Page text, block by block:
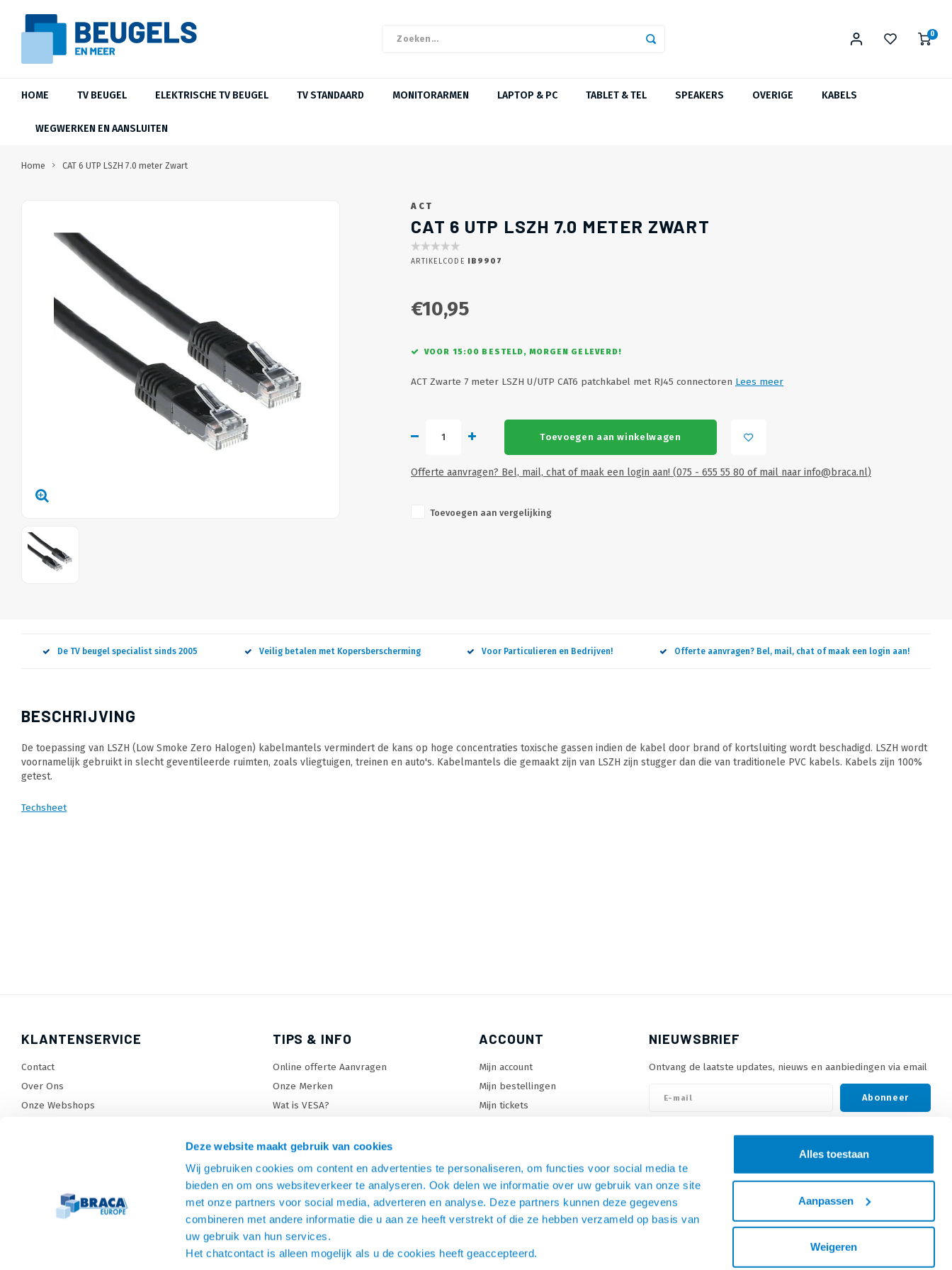
Deze website maakt gebruik van cookies
Wij gebruiken cookies om content en advertenties te personaliseren, om functies voor social media te
bieden en om ons websiteverkeer te analyseren. Ook delen we informatie over uw gebruik van onze site
met onze partners voor social media, adverteren en analyse. Deze partners kunnen deze gegevens
combineren met andere informatie die u aan ze heeft verstrekt of die ze hebben verzameld op basis van
uw gebruik van hun services.
Het chatcontact is alleen mogelijk als u de cookies heeft geaccepteerd.
Alles toestaan
Aanpassen
Weigeren
0
HOME TV BEUGEL ELEKTRISCHE TV BEUGEL TV STANDAARD MONITORARMEN LAPTOP & PC TABLET & TEL SPEAKERS OVERIGE KABELS
WEGWERKEN EN AANSLUITEN
Home CAT 6 UTP LSZH 7.0 meter Zwart
ACT
CAT 6 UTP LSZH 7.0 METER ZWART
ARTIKELCODE IB9907
€10,95
VOOR 15:00 BESTELD, MORGEN GELEVERD!
ACT Zwarte 7 meter LSZH U/UTP CAT6 patchkabel met RJ45 connectoren Lees meer
Toevoegen aan winkelwagen
Offerte aanvragen? Bel, mail, chat of maak een login aan! (075 - 655 55 80 of mail naar info@braca.nl)
Toevoegen aan vergelijking
De TV beugel specialist sinds 2005 Veilig betalen met Kopersberscherming Voor Particulieren en Bedrijven! Offerte aanvragen? Bel, mail, chat of maak een login aan!
BESCHRIJVING
De toepassing van LSZH (Low Smoke Zero Halogen) kabelmantels vermindert de kans op hoge concentraties toxische gassen indien de kabel door brand of kortsluiting wordt beschadigd. LSZH wordt
voornamelijk gebruikt in slecht geventileerde ruimten, zoals vliegtuigen, treinen en auto's. Kabelmantels die gemaakt zijn van LSZH zijn stugger dan die van traditionele PVC kabels. Kabels zijn 100%
getest.
Techsheet
KLANTENSERVICE
Contact
Over Ons
Onze Webshops
Betaalmethoden en voorwaarden
Privacy policy
TIPS & INFO
Online offerte Aanvragen
Onze Merken
Wat is VESA?
TV standaard keuzehulp
TV lift keuzehulp
Monitorarm keuzehulp
SiteMap
ACCOUNT
Mijn account
Mijn bestellingen
Mijn tickets
NIEUWSBRIEF
Ontvang de laatste updates, nieuws en aanbiedingen via email
Abonneer